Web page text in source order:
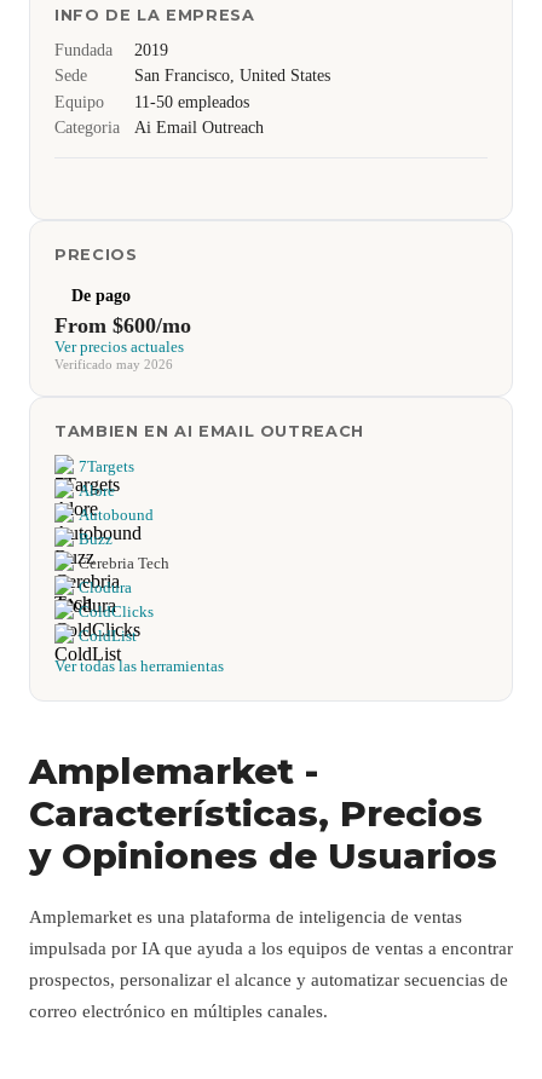
INFO DE LA EMPRESA
Fundada
2019
Sede
San Francisco, United States
Equipo
11-50 empleados
Categoria
Ai Email Outreach
PRECIOS
De pago
From $600/mo
Ver precios actuales
Verificado may 2026
TAMBIEN EN AI EMAIL OUTREACH
7Targets
Alore
Autobound
Buzz
Cerebria Tech
Clodura
ColdClicks
ColdList
Ver todas las herramientas
Amplemarket -
Características, Precios
y Opiniones de Usuarios
Amplemarket es una plataforma de inteligencia de ventas
impulsada por IA que ayuda a los equipos de ventas a encontrar
prospectos, personalizar el alcance y automatizar secuencias de
correo electrónico en múltiples canales.